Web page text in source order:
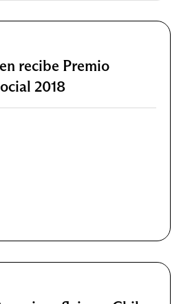
recibe Premio
2018